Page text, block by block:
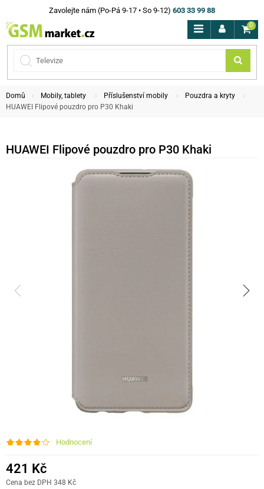
Zavolejte nám (Po-Pá 9-17 • So 9-12) 603 33 99 88
0
Domů Mobily, tablety Příslušenství mobily
Pouzdra a kryty
HUAWEI Flipové pouzdro pro P30 Khaki
HUAWEI Flipové pouzdro pro P30 Khaki
Hodnocení
421 Kč
Cena bez DPH 348 Kč